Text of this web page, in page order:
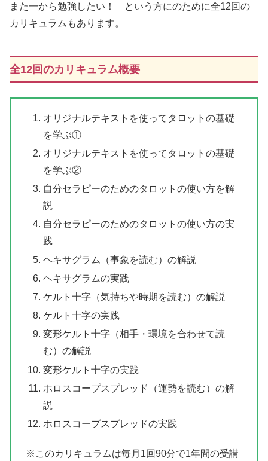
また一から勉強したい！ という方にのために全12回の
カリキュラムもあります。
全12回のカリキュラム概要
オリジナルテキストを使ってタロットの基礎
を学ぶ①
オリジナルテキストを使ってタロットの基礎
を学ぶ②
自分セラピーのためのタロットの使い方を解
説
自分セラピーのためのタロットの使い方の実
践
ヘキサグラム（事象を読む）の解説
ヘキサグラムの実践
ケルト十字（気持ちや時期を読む）の解説
ケルト十字の実践
変形ケルト十字（相手・環境を合わせて読
む）の解説
変形ケルト十字の実践
ホロスコープスプレッド（運勢を読む）の解
説
ホロスコープスプレッドの実践
※このカリキュラムは毎月1回90分で1年間の受講